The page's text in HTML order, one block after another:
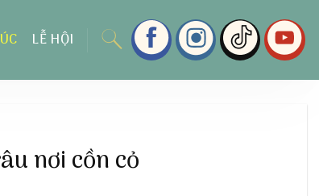
LỄ HỘI
nơi cồn cỏ